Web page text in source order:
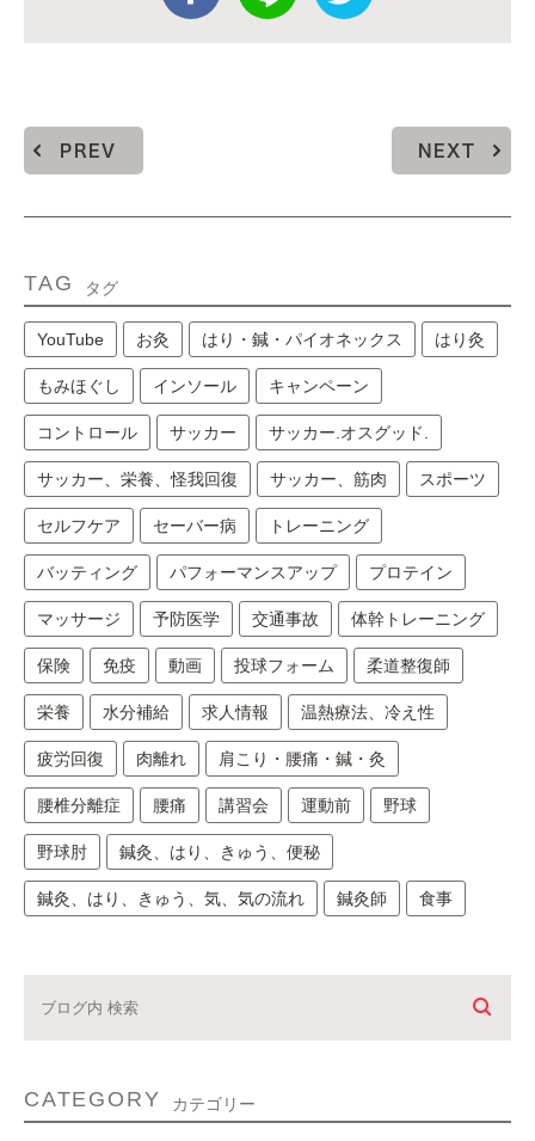
PREV NEXT
TAG タグ
YouTube お灸 はり・鍼・パイオネックス はり灸
もみほぐし インソール キャンペーン
コントロール サッカー サッカー.オスグッド.
サッカー、栄養、怪我回復 サッカー、筋肉 スポーツ
セルフケア セーバー病 トレーニング
バッティング パフォーマンスアップ プロテイン
マッサージ 予防医学 交通事故 体幹トレーニング
保険 免疫 動画 投球フォーム 柔道整復師
栄養 水分補給 求人情報 温熱療法、冷え性
疲労回復 肉離れ 肩こり・腰痛・鍼・灸
腰椎分離症 腰痛 講習会 運動前 野球
野球肘 鍼灸、はり、きゅう、便秘
鍼灸、はり、きゅう、気、気の流れ 鍼灸師 食事
CATEGORY カテゴリー